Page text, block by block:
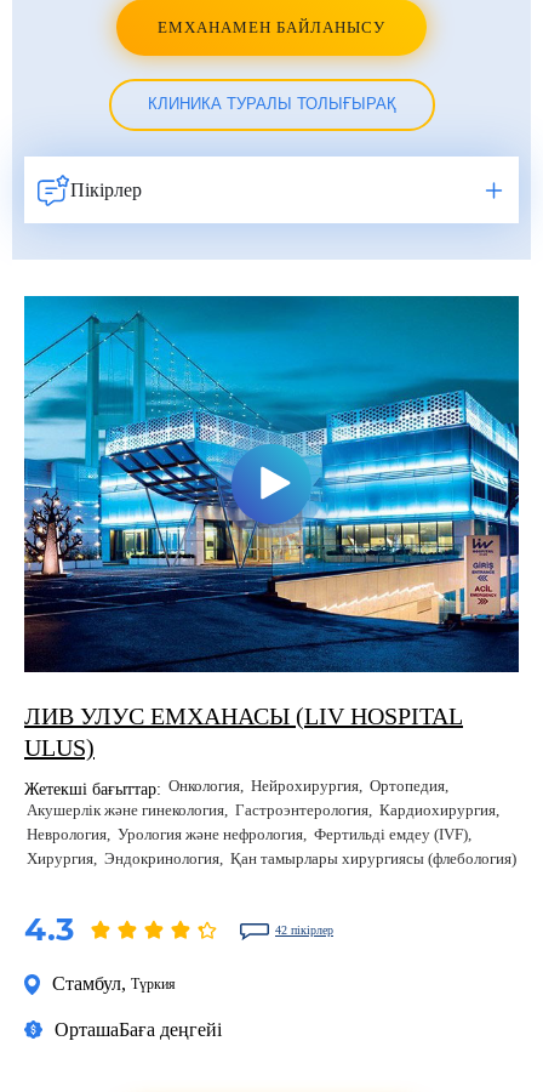
ЕМХАНАМЕН БАЙЛАНЫСУ
КЛИНИКА ТУРАЛЫ ТОЛЫҒЫРАҚ
Пікірлер
ЛИВ УЛУС ЕМХАНАСЫ (LIV HOSPITAL
ULUS)
Жетекші бағыттар: Онкология Нейрохирургия Ортопедия
Акушерлік және гинекология Гастроэнтерология Кардиохирургия
Неврология Урология және нефрология Фертильді емдеу (IVF)
Хирургия Эндокринология Қан тамырлары хирургиясы (флебология)
4.3 42 пікірлер
Стамбул, Түркия
ОрташаБаға деңгейі